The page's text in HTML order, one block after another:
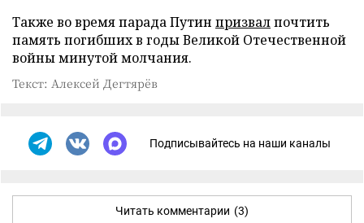
Также во время парада Путин призвалпочтить
память погибших в годы Великой Отечественной
войны минутой молчания.
Текст: Алексей Дегтярёв
Подписывайтесь на наши каналы
Читать комментарии (3)